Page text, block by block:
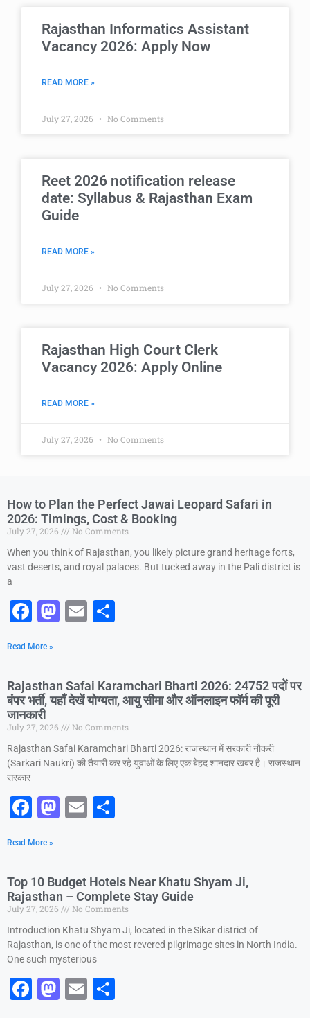
Rajasthan Informatics Assistant
Vacancy 2026: Apply Now
READ MORE »
July 27, 2026 No Comments
Reet 2026 notification release
date: Syllabus & Rajasthan Exam
Guide
READ MORE »
July 27, 2026 No Comments
Rajasthan High Court Clerk
Vacancy 2026: Apply Online
READ MORE »
July 27, 2026 No Comments
How to Plan the Perfect Jawai Leopard Safari in
2026: Timings, Cost & Booking
July 27, 2026
No Comments
When you think of Rajasthan, you likely picture grand heritage forts,
vast deserts, and royal palaces. But tucked away in the Pali district is
a
F
c
e
b
o
o
k
M
o
d
o
n
E
l
e
Read More »
Rajasthan Safai Karamchari Bharti 2026: 24752 पदों पर
बंपर भर्ती, यहाँ देखें योग्यता, आयु सीमा और ऑनलाइन फॉर्म की पूरी
जानकारी
July 27, 2026
No Comments
Rajasthan Safai Karamchari Bharti 2026: राजस्थान में सरकारी नौकरी
(Sarkari Naukri) की तैयारी कर रहे युवाओं के लिए एक बेहद शानदार खबर है। राजस्थान
सरकार
F
c
e
b
o
o
k
M
o
d
o
n
E
l
e
Read More »
Top 10 Budget Hotels Near Khatu Shyam Ji,
Rajasthan – Complete Stay Guide
July 27, 2026
No Comments
Introduction Khatu Shyam Ji, located in the Sikar district of
Rajasthan, is one of the most revered pilgrimage sites in North India.
One such mysterious
F
M E